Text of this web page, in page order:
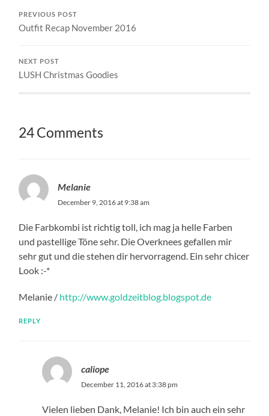
PREVIOUS POST
Outfit Recap November 2016
NEXT POST
LUSH Christmas Goodies
24 Comments
Melanie
December 9, 2016 at 9:38 am
Die Farbkombi ist richtig toll, ich mag ja helle Farben
und pastellige Töne sehr. Die Overknees gefallen mir
sehr gut und die stehen dir hervorragend. Ein sehr chicer
Look :-*
Melanie / http://www.goldzeitblog.blogspot.de
REPLY
caliope
December 11, 2016 at 3:38 pm
Vielen lieben Dank, Melanie! Ich bin auch ein sehr